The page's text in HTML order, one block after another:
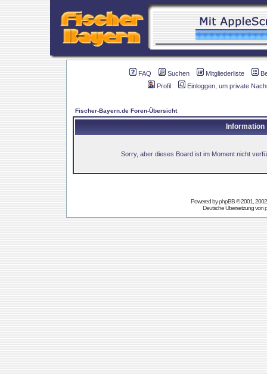
FAQ Suchen Mitgliederliste
Profil
Einloggen, um private
Fischer-Bayern.de Foren-Übersicht
Information
Sorry, aber dieses Board ist im Moment nicht
Powered byphpBB© 2001,
Deutsche Übersetzung von